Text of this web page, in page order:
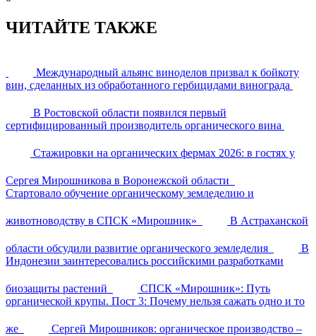
ЧИТАЙТЕ ТАКЖЕ
Международный альянс виноделов призвал к бойкоту
вин, сделанных из обработанного гербицидами винограда
В Ростовской области появился первый
сертифицированный производитель органического вина
Стажировки на органических фермах 2026: в гостях у
Сергея Мирошникова в Воронежской области
Стартовало обучение органическому земледелию и
животноводству в СПСК «Мирошник» В Астраханской
области обсудили развитие органического земледелия
В
Индонезии заинтересовались российскими разработками
биозащиты растений
СПСК «Мирошник»: Путь
органической крупы. Пост 3: Почему нельзя сажать одно и то
же Сергей Мирошников: органическое производство –